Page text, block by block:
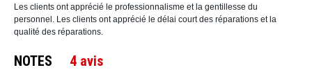
Les clients ont apprécié le professionnalisme et la gentillesse du
personnel. Les clients ont apprécié le délai court des réparations et la
qualité des réparations.
NOTES 4 avis